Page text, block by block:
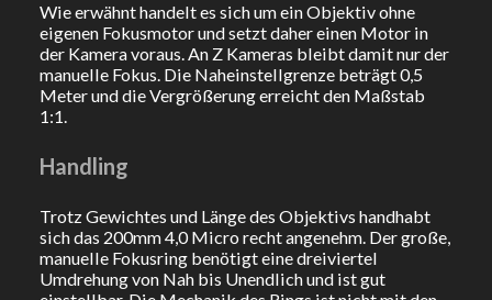
Wie erwähnt handelt es sich um ein Objektiv ohne
eigenen Fokusmotor und setzt daher einen Motor in
der Kamera voraus. An Z Kameras bleibt damit nur der
manuelle Fokus. Die Naheinstellgrenze beträgt 0,5
Meter und die Vergrößerung erreicht den Maßstab
1:1.
Handling
Trotz Gewichtes und Länge des Objektivs handhabt
sich das 200mm 4,0 Micro recht angenehm. Der große,
manuelle Fokusring benötigt eine dreiviertel
Umdrehung von Nah bis Unendlich und ist gut